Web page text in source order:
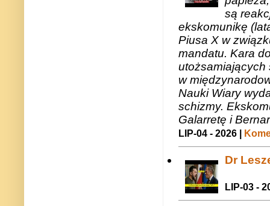
są
ekskomunikę
Piusa X w
mandatu. Kara
utożsamiających
w
Nauki Wiary
schizmy.
Galarretę i
LIP-04 - 2026 |
Dr
LIP-03 -